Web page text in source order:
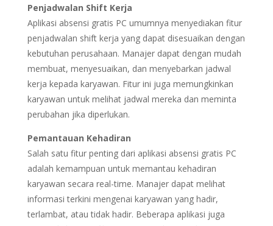
Penjadwalan Shift Kerja
Aplikasi absensi gratis PC umumnya menyediakan fitur
penjadwalan shift kerja yang dapat disesuaikan dengan
kebutuhan perusahaan. Manajer dapat dengan mudah
membuat, menyesuaikan, dan menyebarkan jadwal
kerja kepada karyawan. Fitur ini juga memungkinkan
karyawan untuk melihat jadwal mereka dan meminta
perubahan jika diperlukan.
Pemantauan Kehadiran
Salah satu fitur penting dari aplikasi absensi gratis PC
adalah kemampuan untuk memantau kehadiran
karyawan secara real-time. Manajer dapat melihat
informasi terkini mengenai karyawan yang hadir,
terlambat, atau tidak hadir. Beberapa aplikasi juga